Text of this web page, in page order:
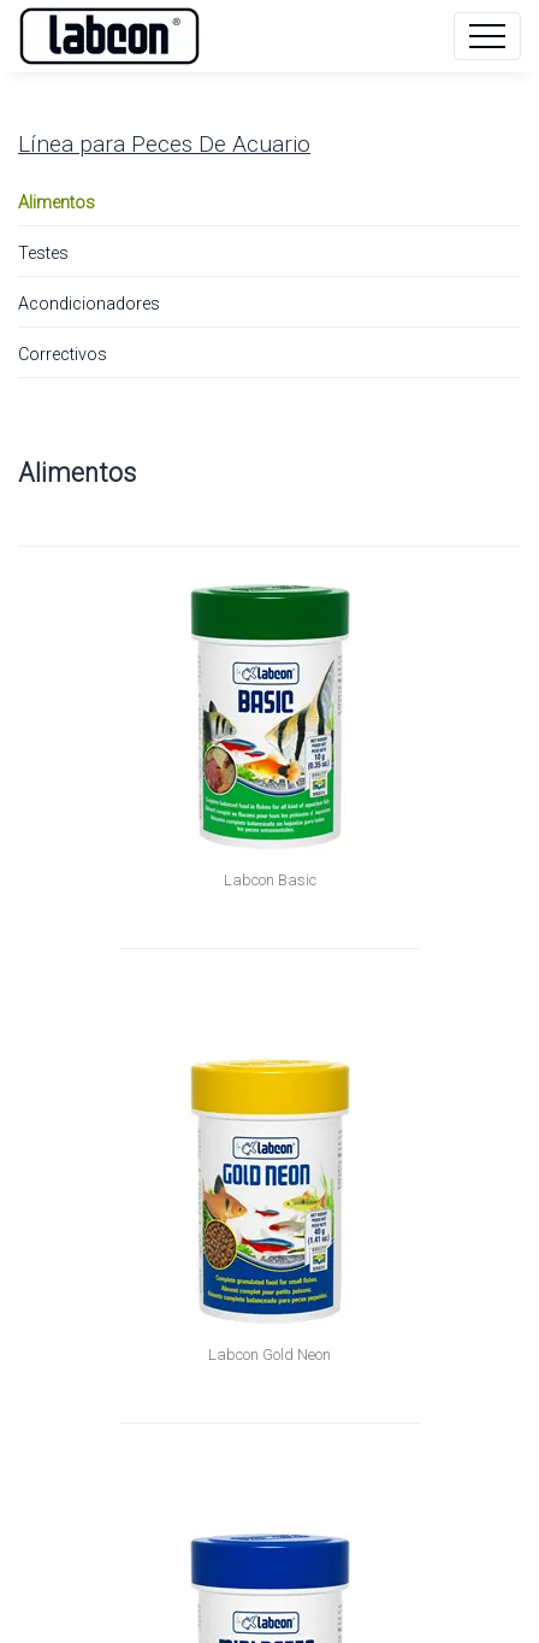
Línea para Peces De Acuario
Alimentos
Testes
Acondicionadores
Correctivos
Alimentos
Labcon Basic
Labcon Gold Neon